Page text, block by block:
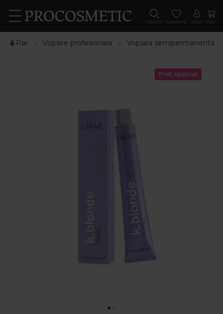
CAUTA FAVORITE CONT COS
🧴Par Vopsire profesionala Vopsea semipermanenta
Pret special